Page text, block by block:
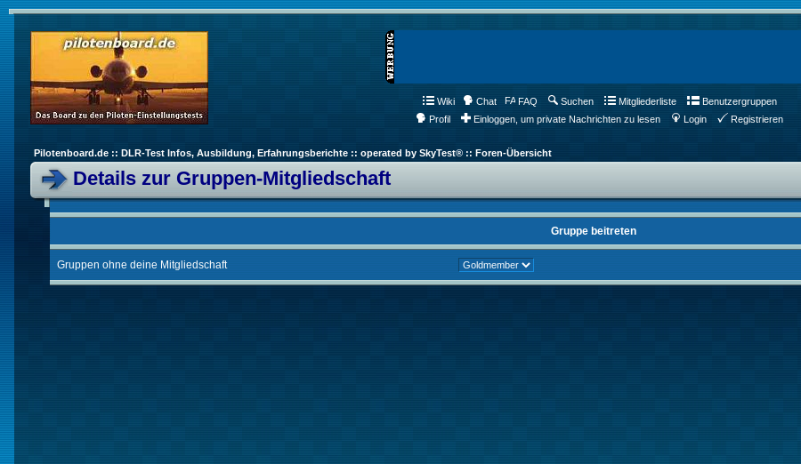
Wiki Chat FAQ Suchen Mitgliederliste
Benutzergruppen
Profil
Einloggen, um private Nachrichten zu lesen Login Registrieren
Pilotenboard.de :: DLR-Test Infos, Ausbildung, Erfahrungsberichte :: operated by SkyTest® :: Foren-Übersicht
Details zur Gruppen-Mitgliedschaft
Gruppe beitreten
Gruppen ohne deine Mitgliedschaft